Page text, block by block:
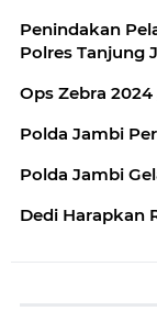
Penindakan
Polres Tanjung
Polda Jambi
Polda Jambi
Dedi Harapkan